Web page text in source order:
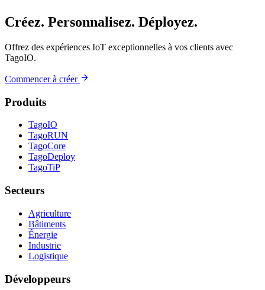
Créez. Personnalisez. Déployez.
Offrez des expériences IoT exceptionnelles à vos clients avec
TagoIO.
Commencer à créer
Produits
TagoIO
TagoRUN
TagoCore
TagoDeploy
TagoTiP
Secteurs
Agriculture
Bâtiments
Énergie
Industrie
Logistique
Développeurs